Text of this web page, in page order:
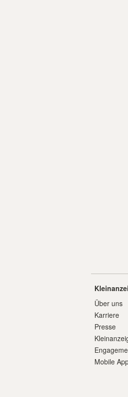
Über uns
Karriere
Presse
Mobile